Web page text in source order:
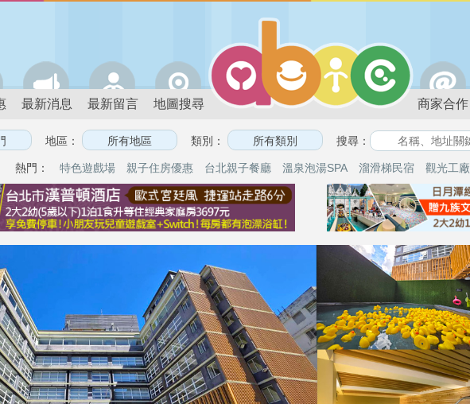
最新消息 最新留言 地圖搜尋 商家合作
地區： 類別： 搜尋：
熱門： 特色遊戲場 親子住房優惠 台北親子餐廳 溫泉泡湯SPA 溜滑梯民宿 觀光工廠